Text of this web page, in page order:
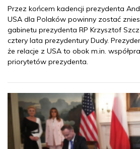
Przez końcem kadencji prezydenta
USA dla Polaków powinny zostać
gabinetu prezydenta RP Krzysztof
cztery lata prezydentury Dudy.
że relacje z USA to obok m.in.
priorytetów prezydenta.